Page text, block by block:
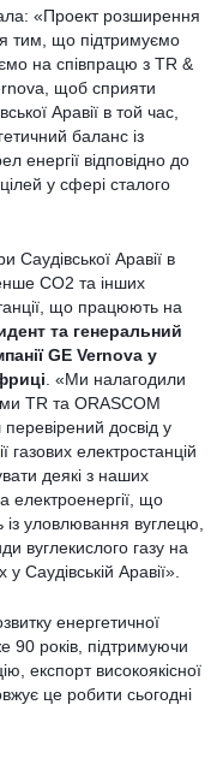
«Проект розширення
тим, що підтримуємо
на співпрацю з TR &
щоб сприяти
Аравії в той час,
баланс із
енергії відповідно до
цілей у сфері сталого
Саудівської Аравії в
CO2 та інших
що працюють на
та генеральний
GE Vernova у
. «Ми налагодили
TR та ORASCOM
досвід у
газових електростанцій
деякі з наших
електроенергії, що
із уловлювання вуглецю,
вуглекислого газу на
Саудівській Аравії».
енергетичної
90 років, підтримуючи
експорт високоякісної
це робити сьогодні